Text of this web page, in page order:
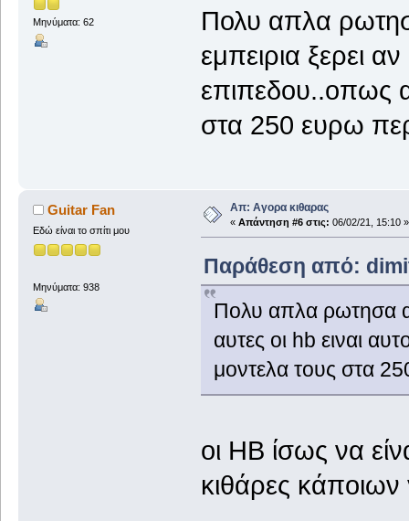
Μηνύματα: 62
Πολυ απλα
εμπειρια ξερει
επιπεδου..οπως
στα 250 ευρω
Guitar Fan
Εδώ είναι το σπίτι μου
Μηνύματα: 938
Απ: Αγορα κιθαρας
« Απάντηση #6 στις: 06/02/21, 15:10 »
Παράθεση από:
Πολυ απλα ρωτησα
αυτες οι hb ειναι
μοντελα τους στα
οι ΗΒ ίσως να
κιθάρες